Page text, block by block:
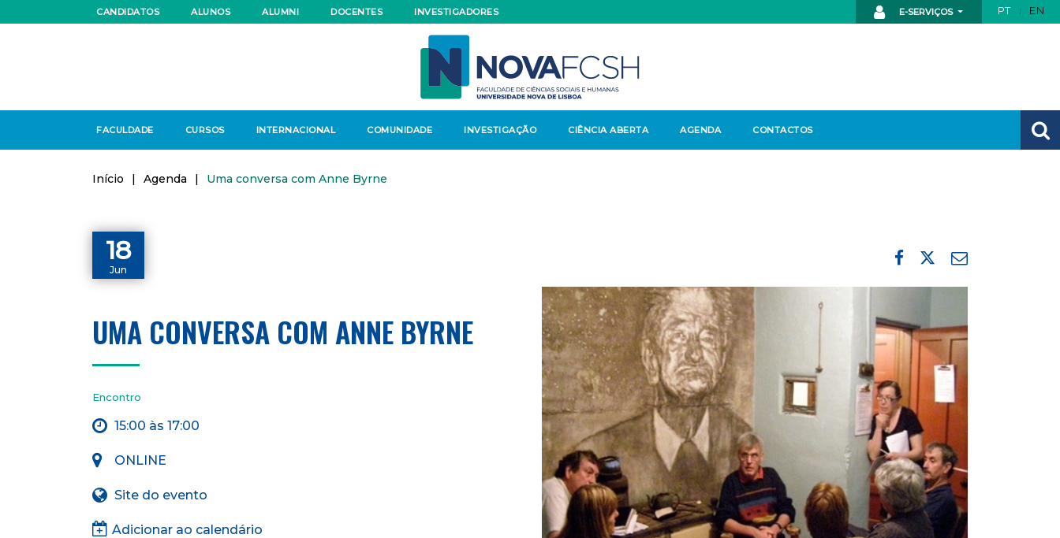
E-SERVIÇOS PT EN
CANDIDATOS ALUNOS ALUMNI DOCENTES INVESTIGADORES
FACULDADE CURSOS INTERNACIONAL COMUNIDADE INVESTIGAÇÃO CIÊNCIA ABERTA AGENDA CONTACTOS
Início | Agenda | Uma conversa com Anne Byrne
18
Jun
UMA CONVERSA COM ANNE BYRNE
Encontro
15:00 às 17:00
ONLINE
Site do evento
Adicionar ao calendário